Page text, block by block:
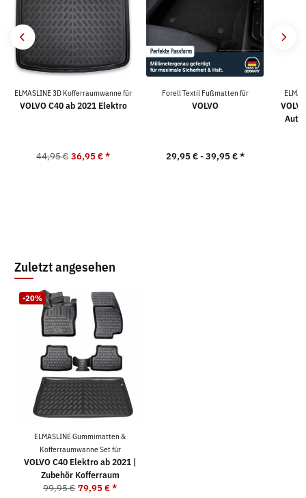
ELMASLINE 3D Kofferraumwanne für
VOLVO C40 ab 2021 Elektro
44,95 € 36,95 €*
Forell Textil Fußmatten für
VOLVO
29,95 € -39,95 €*
Auto
Zuletzt angesehen
-20%
ELMASLINE Gummimatten &
Kofferraumwanne Set für
VOLVO C40 Elektro ab 2021 |
Zubehör Kofferraum
99,95 € 79,95 €*